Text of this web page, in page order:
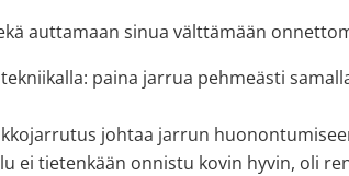
auttamaan sinua välttämään
paina jarrua pehmeästi
johtaa jarrun
ei tietenkään onnistu kovin hyvin, oli